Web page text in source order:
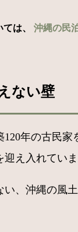
は、 沖縄の民
ない壁
年の古民
え入れてい
、沖縄の風